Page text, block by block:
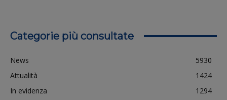
Categorie più consultate
News
5930
Attualità
1424
In evidenza
1294